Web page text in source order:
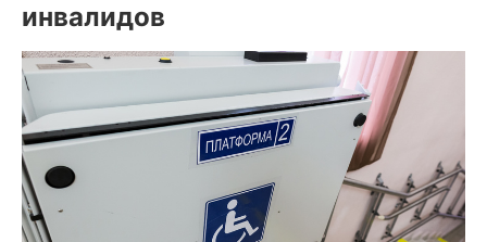
инвалидов